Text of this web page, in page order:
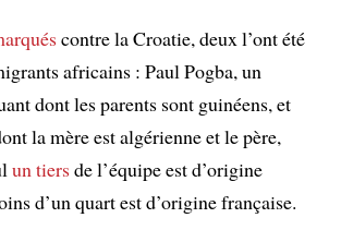
contre la Croatie, deux l’ont été
africains : Paul Pogba, un
dont les parents sont guinéens, et
la mère est algérienne et le père,
un tiersde l’équipe est d’origine
d’un quart est d’origine française.